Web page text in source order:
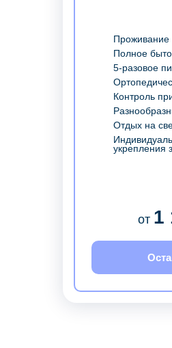
Проживание
Полное
5-разовое
Контроль
Отдых на
укрепления
от 1